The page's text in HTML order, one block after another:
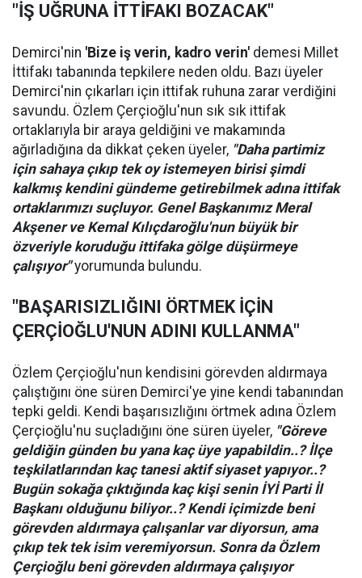
"İŞ UĞRUNA İTTİFAKI BOZACAK"
Demirci'nin 'Bize iş verin, kadro verin' demesi Millet
İttifakı tabanında tepkilere neden oldu. Bazı üyeler
Demirci'nin çıkarları için ittifak ruhuna zarar verdiğini
savundu. Özlem Çerçioğlu'nun sık sık ittifak
ortaklarıyla bir araya geldiğini ve makamında
ağırladığına da dikkat çeken üyeler, "Daha partimiz
için sahaya çıkıp tek oy istemeyen birisi şimdi
kalkmış kendini gündeme getirebilmek adına ittifak
ortaklarımızı suçluyor. Genel Başkanımız Meral
Akşener ve Kemal Kılıçdaroğlu'nun büyük bir
özveriyle koruduğu ittifaka gölge düşürmeye
çalışıyor"yorumunda bulundu.
"BAŞARISIZLIĞINI ÖRTMEK İÇİN
ÇERÇİOĞLU'NUN ADINI KULLANMA"
Özlem Çerçioğlu'nun kendisini görevden aldırmaya
çalıştığını öne süren Demirci'ye yine kendi tabanından
tepki geldi. Kendi başarısızlığını örtmek adına Özlem
Çerçioğlu'nu suçladığını öne süren üyeler, "Göreve
geldiğin günden bu yana kaç üye yapabildin..? İlçe
teşkilatlarından kaç tanesi aktif siyaset yapıyor..?
Bugün sokağa çıktığında kaç kişi senin İYİ Parti İl
Başkanı olduğunu biliyor..? Kendi içimizde beni
görevden aldırmaya çalışanlar var diyorsun, ama
çıkıp tek tek isim veremiyorsun. Sonra da Özlem
Çerçioğlu beni görevden aldırmaya çalışıyor